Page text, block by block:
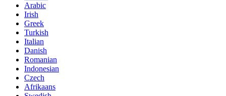
Arabic
Irish
Greek
Turkish
Italian
Danish
Romanian
Indonesian
Czech
Afrikaans